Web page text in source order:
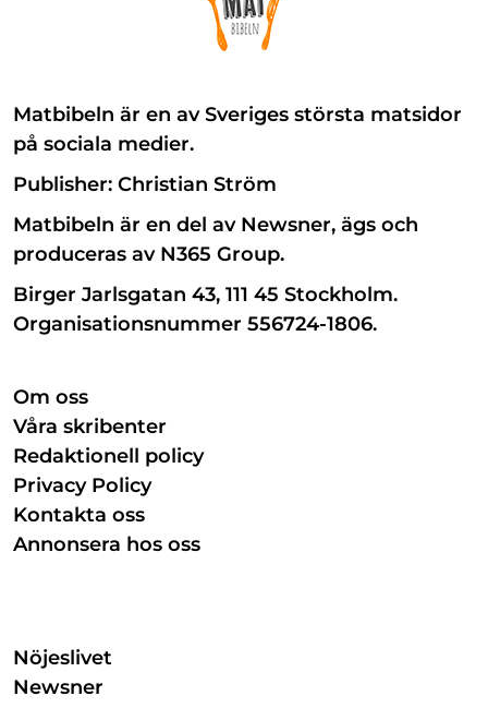
Matbibeln är en av Sveriges största matsidor
på sociala medier.
Publisher: Christian Ström
Matbibeln är en del av Newsner, ägs och
produceras av N365 Group.
Birger Jarlsgatan 43, 111 45 Stockholm.
Organisationsnummer 556724-1806.
Om oss
Våra skribenter
Redaktionell policy
Privacy Policy
Kontakta oss
Annonsera hos oss
Nöjeslivet
Newsner